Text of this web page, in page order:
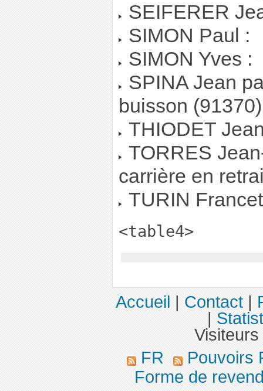
SEIFERER
SIMON Paul :
SIMON Yves :
SPINA Jean
buisson (91370)
THIODET
TORRES
carrière en
TURIN
<table4>
Accueil|Contact|
|
FR
Pouvoirs
Forme de